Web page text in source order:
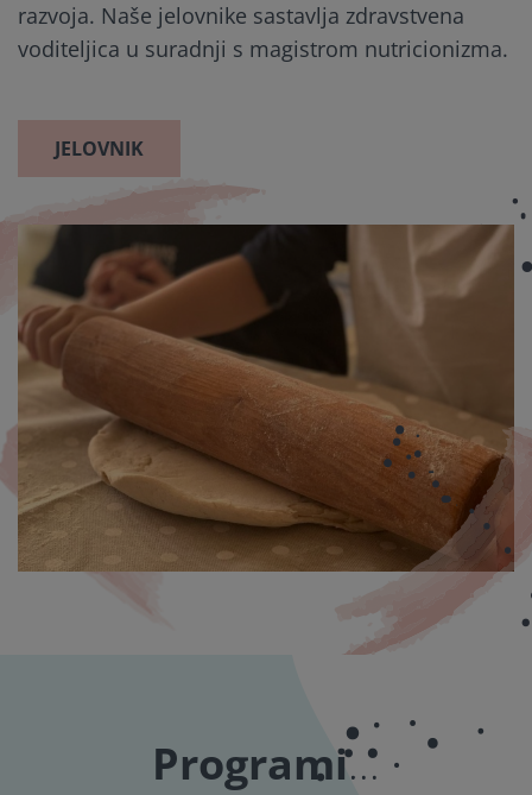
razvoja. Naše jelovnike sastavlja zdravstvena
voditeljica u suradnji s magistrom nutricionizma.
JELOVNIK
Programi...